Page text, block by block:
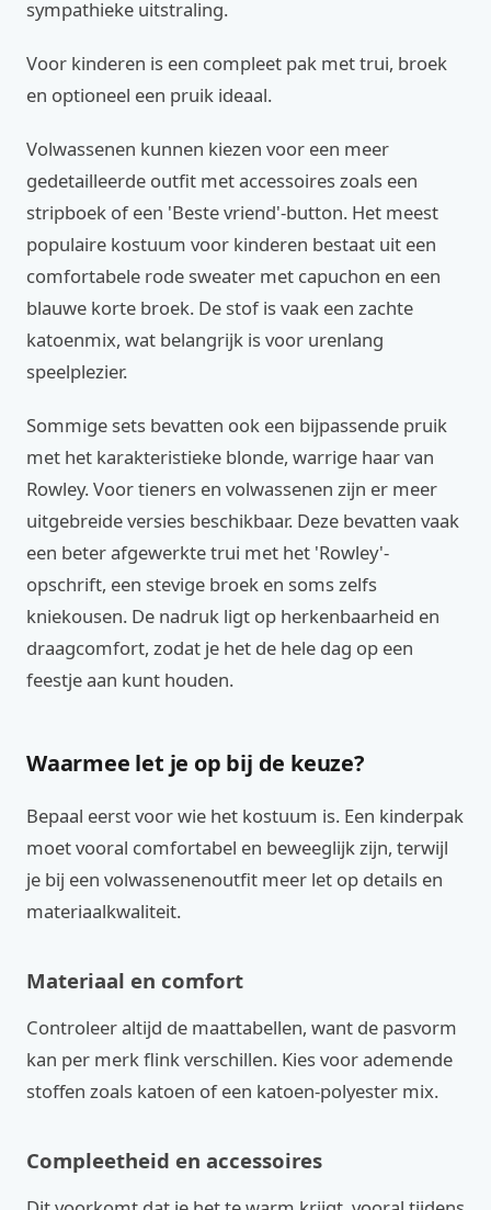
sympathieke uitstraling.
Voor kinderen is een compleet pak met trui, broek
en optioneel een pruik ideaal.
Volwassenen kunnen kiezen voor een meer
gedetailleerde outfit met accessoires zoals een
stripboek of een 'Beste vriend'-button. Het meest
populaire kostuum voor kinderen bestaat uit een
comfortabele rode sweater met capuchon en een
blauwe korte broek. De stof is vaak een zachte
katoenmix, wat belangrijk is voor urenlang
speelplezier.
Sommige sets bevatten ook een bijpassende pruik
met het karakteristieke blonde, warrige haar van
Rowley. Voor tieners en volwassenen zijn er meer
uitgebreide versies beschikbaar. Deze bevatten vaak
een beter afgewerkte trui met het 'Rowley'-
opschrift, een stevige broek en soms zelfs
kniekousen. De nadruk ligt op herkenbaarheid en
draagcomfort, zodat je het de hele dag op een
feestje aan kunt houden.
Waarmee let je op bij de keuze?
Bepaal eerst voor wie het kostuum is. Een kinderpak
moet vooral comfortabel en beweeglijk zijn, terwijl
je bij een volwassenenoutfit meer let op details en
materiaalkwaliteit.
Materiaal en comfort
Controleer altijd de maattabellen, want de pasvorm
kan per merk flink verschillen. Kies voor ademende
stoffen zoals katoen of een katoen-polyester mix.
Compleetheid en accessoires